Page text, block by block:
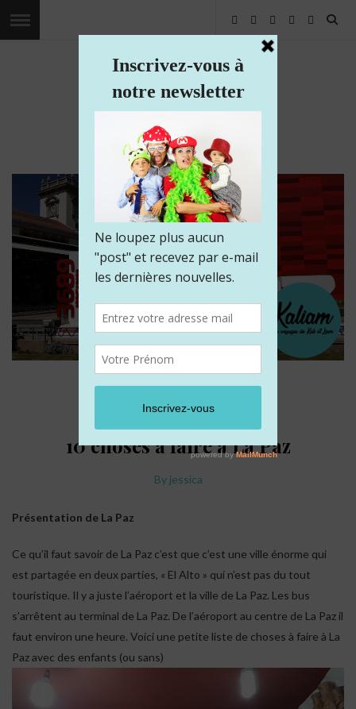
Voyagez avec nous dans le monde
BOLIVIE
10 choses à faire à La Paz
By jessica
Présentation de La Paz
Ce qu’il faut savoir de La Paz c’est que c’est une ville énorme qui
est partagée en deux parties, « El Alto » qui n’est pas du tout
touristique. Il y a juste l’aéroport et la ville de La Paz. Les bus
s’arrêtent au terminal de La Paz. De l’aéroport au centre de La Paz il
faut environ une heure. Voici une petite liste de choses à faire à La
Paz avec des enfants (ou sans)